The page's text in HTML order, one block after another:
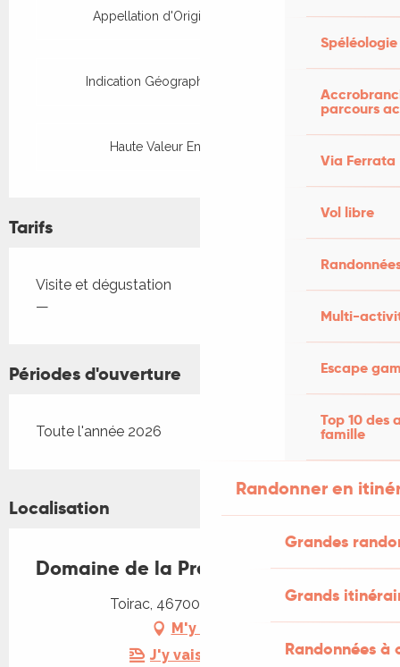
Spéléologie
parcours
Via Ferrata
Vol libre
Multi-
Escape
Top 10 des
famille
Randonner en
Grandes
Grands
Randonnées
Appellation d'Origine Protégée (AOP)
Indication Géographique Protégée (IGP)
Haute Valeur Environnementale
Tarifs
Tarifs 2026
Visite et dégustation
—
Périodes d'ouverture
Toute l'année 2026
Localisation
Domaine de la Presqu'île
Toirac, 46700 Puy-l'Évêque
M'y rendre
J'y vais en train !